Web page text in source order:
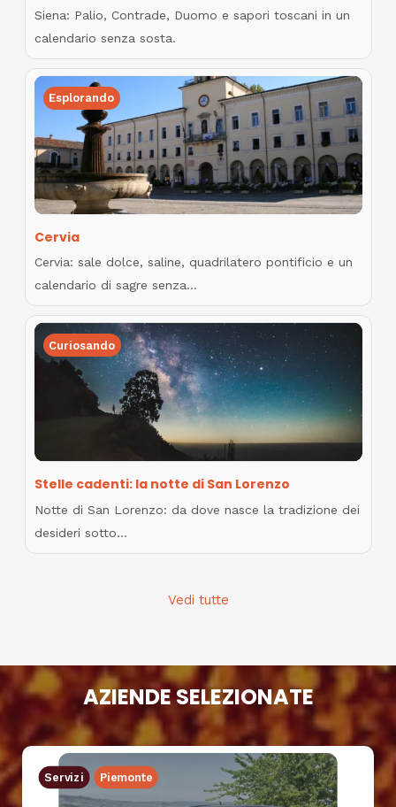
Siena: Palio, Contrade, Duomo e sapori toscani in un
calendario senza sosta.
Esplorando
Cervia
Cervia: sale dolce, saline, quadrilatero pontificio e un
calendario di sagre senza…
Curiosando
Stelle cadenti: la notte di San Lorenzo
Notte di San Lorenzo: da dove nasce la tradizione dei
desideri sotto…
Vedi tutte
AZIENDE SELEZIONATE
Servizi Piemonte